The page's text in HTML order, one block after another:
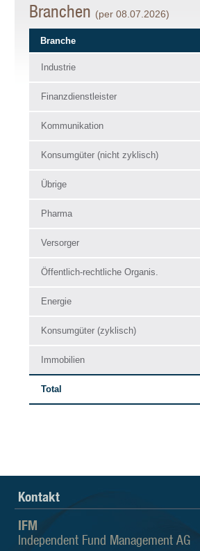
Branchen (per 08.07.2026)
Branche
Industrie
Finanzdienstleister
Kommunikation
Konsumgüter (nicht zyklisch)
Übrige
Pharma
Versorger
Öffentlich-rechtliche Organis.
Energie
Konsumgüter (zyklisch)
Immobilien
Total
Kontakt
IFM
Independent Fund Management AG